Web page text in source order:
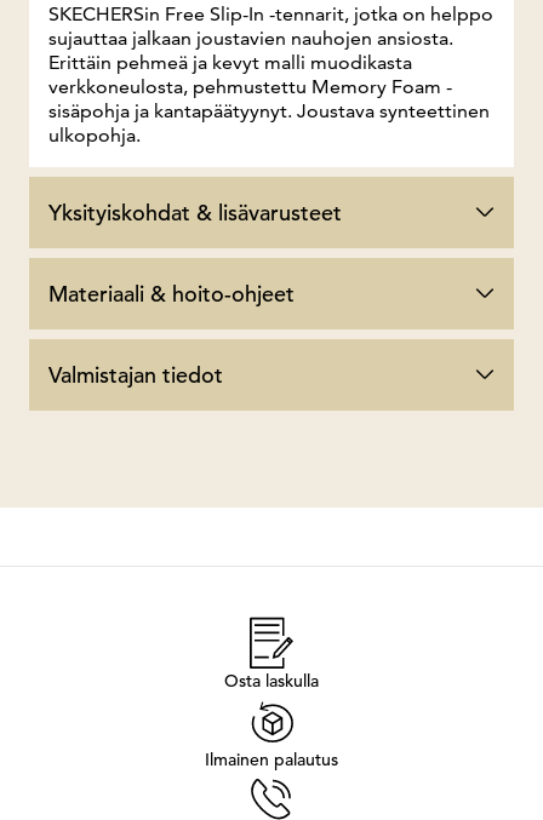
SKECHERSin Free Slip-In -tennarit, jotka on helppo
sujauttaa jalkaan joustavien nauhojen ansiosta.
Erittäin pehmeä ja kevyt malli muodikasta
verkkoneulosta, pehmustettu Memory Foam -
sisäpohja ja kantapäätyynyt. Joustava synteettinen
ulkopohja.
Yksityiskohdat & lisävarusteet
Materiaali & hoito-ohjeet
Valmistajan tiedot
Osta laskulla
Ilmainen palautus